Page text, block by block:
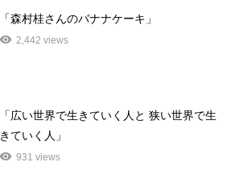
「森村桂さんのバナナケーキ」
2,442 views
「広い世界で生きていく人と 狭い世界で生
きていく人」
931 views